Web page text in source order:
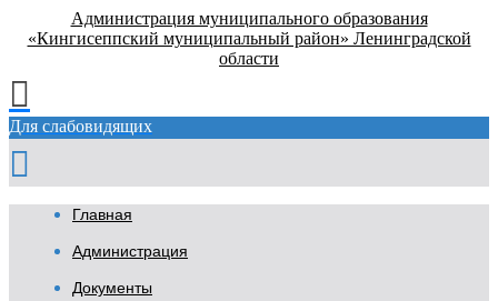
Администрация муниципального образования
«Кингисеппский муниципальный район» Ленинградской
области
Для слабовидящих
Главная
Администрация
Документы